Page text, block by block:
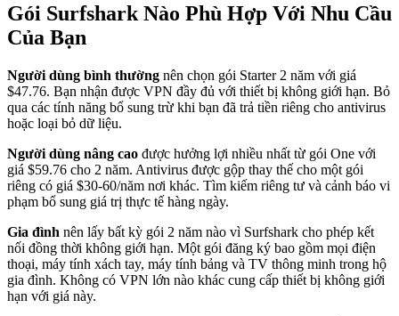
Gói Surfshark Nào Phù Hợp Với Nhu Cầu
Của Bạn
Người dùng bình thường nên chọn gói Starter 2 năm với giá
$47.76. Bạn nhận được VPN đầy đủ với thiết bị không giới hạn. Bỏ
qua các tính năng bổ sung trừ khi bạn đã trả tiền riêng cho antivirus
hoặc loại bỏ dữ liệu.
Người dùng nâng cao được hưởng lợi nhiều nhất từ gói One với
giá $59.76 cho 2 năm. Antivirus được gộp thay thế cho một gói
riêng có giá $30-60/năm nơi khác. Tìm kiếm riêng tư và cảnh báo vi
phạm bổ sung giá trị thực tế hàng ngày.
Gia đình nên lấy bất kỳ gói 2 năm nào vì Surfshark cho phép kết
nối đồng thời không giới hạn. Một gói đăng ký bao gồm mọi điện
thoại, máy tính xách tay, máy tính bảng và TV thông minh trong hộ
gia đình. Không có VPN lớn nào khác cung cấp thiết bị không giới
hạn với giá này.